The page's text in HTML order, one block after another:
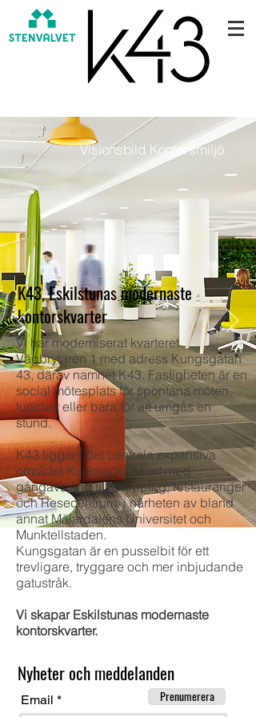
Visionsbild Kontorsmiljö
K43, Eskilstunas modernaste
kontorskvarter
Vi har moderniserat kvarteret
Vägbrytaren 1 med adress Kungsgatan
43, därav namnet K43. Fastigheten är en
social mötesplats för spontana möten,
luncher eller bara för att umgås en
stund.
K43 ligger i det centrala expansiva
området Kunskapsstråket med
gångavstånd till shopping, restauranger
och Resecentrum, i närheten av bland
annat Mälardalens Universitet och
Munktellstaden.
Kungsgatan är en pusselbit för ett
trevligare, tryggare och mer inbjudande
gatustråk.
Vi skapar Eskilstunas modernaste
kontorskvarter.
Nyheter och meddelanden
Email Prenumerera